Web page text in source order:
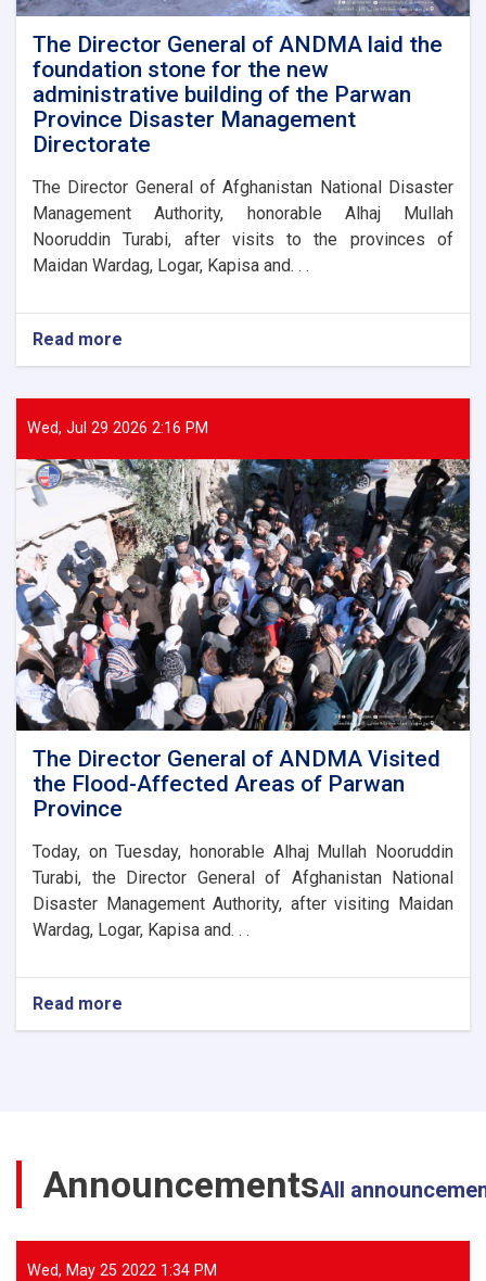
flood
victims
The Director General of ANDMA laid the
foundation stone for the new
administrative building of the Parwan
Province Disaster Management
Directorate
The Director General of Afghanistan National Disaster
Management Authority, honorable Alhaj Mullah
Nooruddin Turabi, after visits to the provinces of
Maidan Wardag, Logar, Kapisa and. . .
Read more
General
of
laid
the
foundation
stone
for
the
new
administrative
building
of
the
Parwan
Province
Disaster
Management
Directorate
Wed, Jul 29 2026 2:16 PM
The Director General of ANDMA Visited
the Flood-Affected Areas of Parwan
Province
Today, on Tuesday, honorable Alhaj Mullah Nooruddin
Turabi, the Director General of Afghanistan National
Disaster Management Authority, after visiting Maidan
Wardag, Logar, Kapisa and. . .
Read more
Flood-
Affected
of
Parwan
AnnouncementsAll
Wed, May 25 2022 1:34 PM